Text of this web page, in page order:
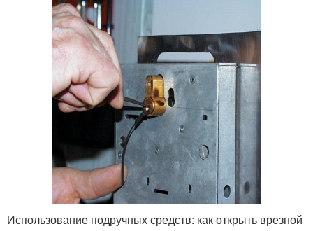
Использование подручных средств: как открыть врезной